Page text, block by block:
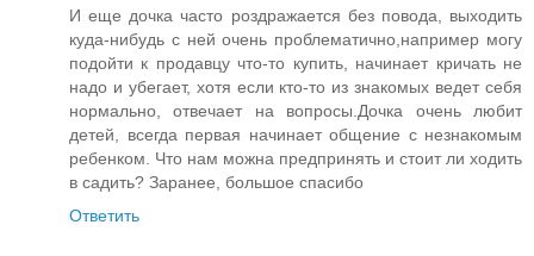
И еще дочка часто роздражается без повода, выходить
куда-нибудь с ней очень проблематично,например могу
подойти к продавцу что-то купить, начинает кричать не
надо и убегает, хотя если кто-то из знакомых ведет себя
нормально, отвечает на вопросы.Дочка очень любит
детей, всегда первая начинает общение с незнакомым
ребенком. Что нам можна предпринять и стоит ли ходить
в садить? Заранее, большое спасибо
Ответить